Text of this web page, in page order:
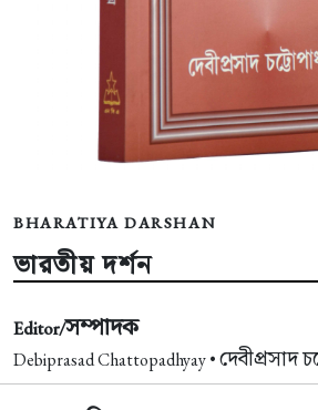
BHARATIYA DARSHAN
ভারতীয় দর্শন
Editor/সম্পাদক
Debiprasad Chattopadhyay •দেবীপ্রসাদ